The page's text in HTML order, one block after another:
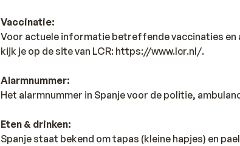
Vaccinatie:
Voor actuele informatie betreffende vaccinaties en
kijk je op de site van LCR: https://www.lcr.nl/.
Alarmnummer:
Het alarmnummer in Spanje voor de politie,
Eten & drinken:
Spanje staat bekend om tapas (kleine hapjes) en